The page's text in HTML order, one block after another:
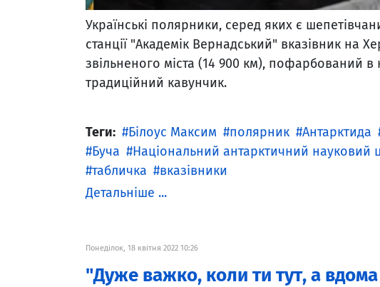
Українські полярники, серед яких є
станції "Академік Вернадський" вказівник на
звільненого міста (14 900 км), пофарбований
традиційний кавунчик.
Теги: Білоус Максим полярник Антарктида
Буча
Національний антарктичний науковий
табличка
вказівники
Детальніше ...
Понеділок, 18 квітня 2022 10:26
"Дуже важко, коли ти тут, а